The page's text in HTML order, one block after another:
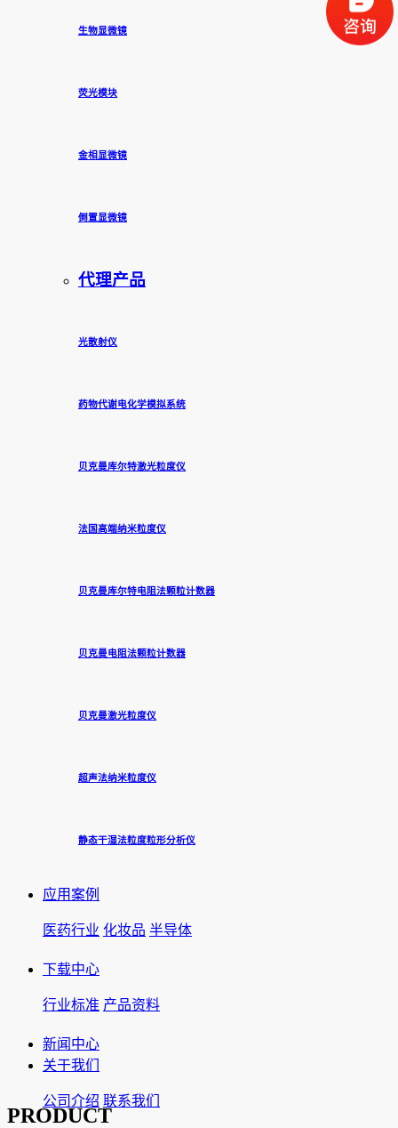
生物显微镜
荧光模块
金相显微镜
倒置显微镜
代理产品
光散射仪
药物代谢电化学模拟系统
贝克曼库尔特激光粒度仪
法国高端纳米粒度仪
贝克曼库尔特电阻法颗粒计数器
贝克曼电阻法颗粒计数器
贝克曼激光粒度仪
超声法纳米粒度仪
静态干湿法粒度粒形分析仪
应用案例
医药行业 化妆品 半导体
下载中心
行业标准 产品资料
新闻中心
关于我们
公司介绍 联系我们
PRODUCT